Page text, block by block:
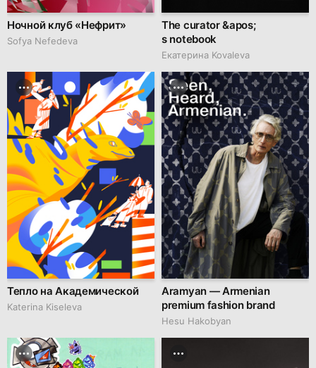
Ночной клуб «Нефрит»
Sofya Nefedeva
The curator &apos;
s notebook
Екатерина Kovaleva
Тепло на Академической
Katerina Kiseleva
Aramyan — Armenian
premium fashion brand
Hesu Hakobyan